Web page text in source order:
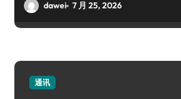
dawei 7 月 25, 2026
通讯